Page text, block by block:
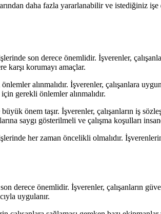
daha fazla yararlanabilir ve istediğiniz
son derece önemlidir. İşverenler,
karşı korumayı amaçlar.
alınmalıdır. İşverenler, çalışanlara
gerekli önlemler alınmalıdır.
önem taşır. İşverenler, çalışanların iş
saygı gösterilmeli ve çalışma koşulları
her zaman öncelikli olmalıdır.
derece önemlidir. İşverenler, çalışanların
uygulanır.